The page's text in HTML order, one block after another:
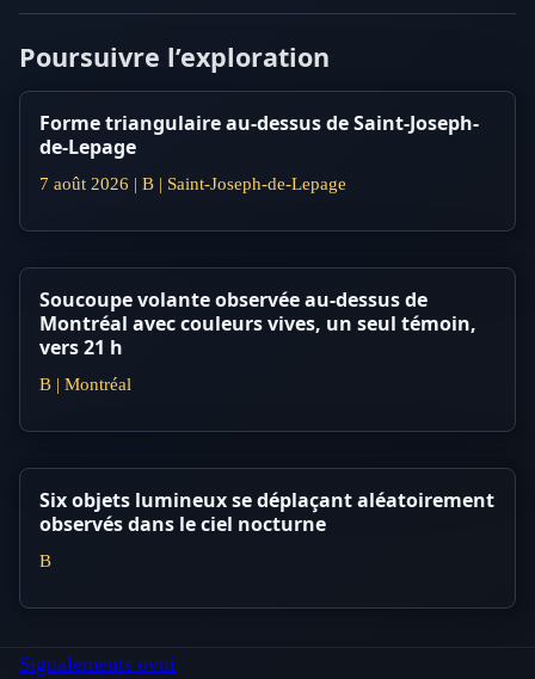
Poursuivre l’exploration
Forme triangulaire au-dessus de Saint-Joseph-
de-Lepage
7 août 2026 | B | Saint-Joseph-de-Lepage
Soucoupe volante observée au-dessus de
Montréal avec couleurs vives, un seul témoin,
vers 21 h
B | Montréal
Six objets lumineux se déplaçant aléatoirement
observés dans le ciel nocturne
B
Signalements ovni